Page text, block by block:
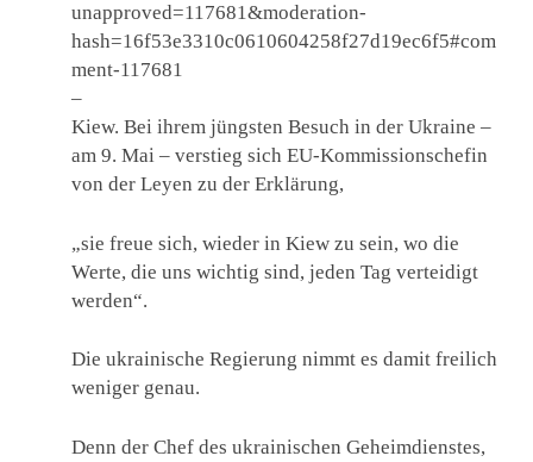
unapproved=117681&moderation-
hash=16f53e3310c0610604258f27d19ec6f5#com
ment-117681
–
Kiew. Bei ihrem jüngsten Besuch in der Ukraine –
am 9. Mai – verstieg sich EU-Kommissionschefin
von der Leyen zu der Erklärung,
„sie freue sich, wieder in Kiew zu sein, wo die
Werte, die uns wichtig sind, jeden Tag verteidigt
werden“.
Die ukrainische Regierung nimmt es damit freilich
weniger genau.
Denn der Chef des ukrainischen Geheimdienstes,